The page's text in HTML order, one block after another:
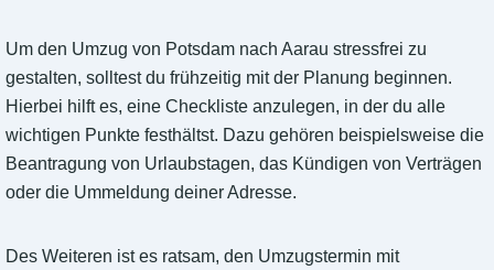
Um den Umzug von Potsdam nach Aarau stressfrei zu
gestalten, solltest du frühzeitig mit der Planung beginnen.
Hierbei hilft es, eine Checkliste anzulegen, in der du alle
wichtigen Punkte festhältst. Dazu gehören beispielsweise die
Beantragung von Urlaubstagen, das Kündigen von Verträgen
oder die Ummeldung deiner Adresse.
Des Weiteren ist es ratsam, den Umzugstermin mit